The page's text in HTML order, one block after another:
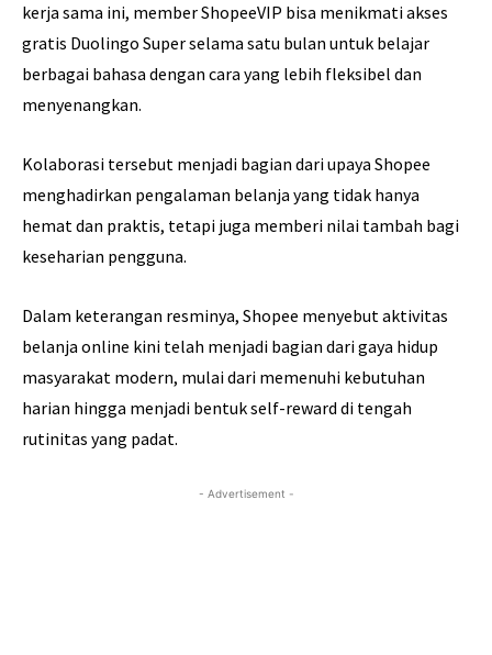
kerja sama ini, member ShopeeVIP bisa menikmati akses
gratis Duolingo Super selama satu bulan untuk belajar
berbagai bahasa dengan cara yang lebih fleksibel dan
menyenangkan.
Kolaborasi tersebut menjadi bagian dari upaya Shopee
menghadirkan pengalaman belanja yang tidak hanya
hemat dan praktis, tetapi juga memberi nilai tambah bagi
keseharian pengguna.
Dalam keterangan resminya, Shopee menyebut aktivitas
belanja online kini telah menjadi bagian dari gaya hidup
masyarakat modern, mulai dari memenuhi kebutuhan
harian hingga menjadi bentuk self-reward di tengah
rutinitas yang padat.
- Advertisement -